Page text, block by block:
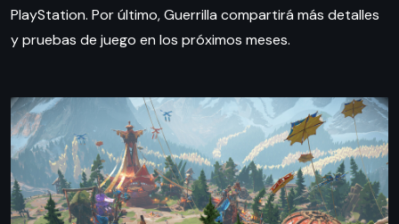
PlayStation. Por último, Guerrilla compartirá más detalles
y pruebas de juego en los próximos meses.